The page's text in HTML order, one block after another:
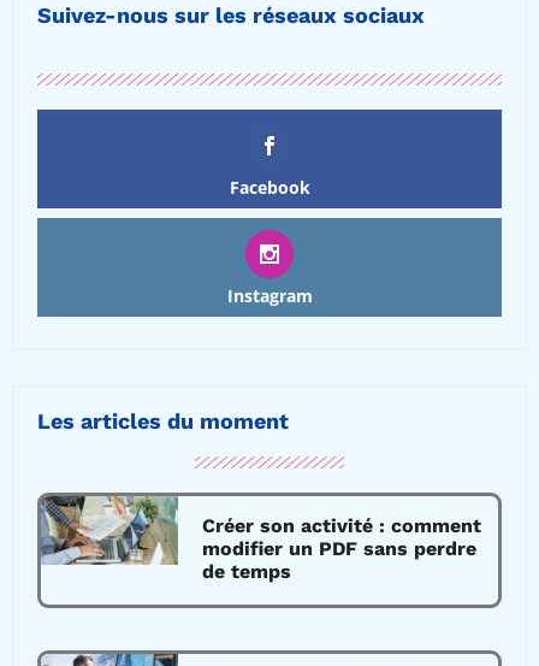
Suivez-nous sur les réseaux sociaux
Facebook
Instagram
Les articles du moment
Créer son activité : comment
modifier un PDF sans perdre
de temps